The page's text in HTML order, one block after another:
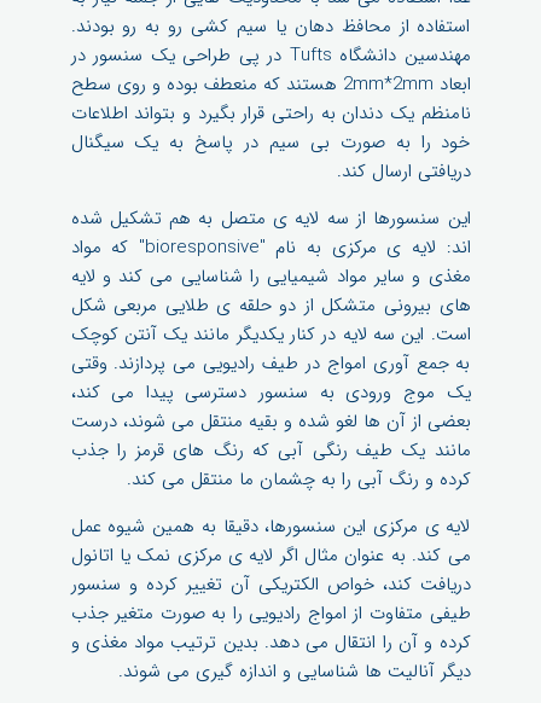
استفاده از محافظ دهان یا سیم کشی رو به رو بودند.
مهندسین دانشگاه Tufts در پی طراحی یک سنسور در
ابعاد 2mm*2mm هستند که منعطف بوده و روی سطح
نامنظم یک دندان به راحتی قرار بگیرد و بتواند اطلاعات
خود را به صورت بی سیم در پاسخ به یک سیگنال
دریافتی ارسال کند.
این سنسورها از سه لایه ی متصل به هم تشکیل شده
اند: لایه ی مرکزی به نام "bioresponsive" که مواد
مغذی و سایر مواد شیمیایی را شناسایی می کند و لایه
های بیرونی متشکل از دو حلقه ی طلایی مربعی شکل
است. این سه لایه در کنار یکدیگر مانند یک آنتن کوچک
به جمع آوری امواج در طیف رادیویی می پردازند. وقتی
یک موج ورودی به سنسور دسترسی پیدا می کند،
بعضی از آن ها لغو شده و بقیه منتقل می شوند، درست
مانند یک طیف رنگی آبی که رنگ های قرمز را جذب
کرده و رنگ آبی را به چشمان ما منتقل می کند.
لایه ی مرکزی این سنسورها، دقیقا به همین شیوه عمل
می کند. به عنوان مثال اگر لایه ی مرکزی نمک یا اتانول
دریافت کند، خواص الکتریکی آن تغییر کرده و سنسور
طیفی متفاوت از امواج رادیویی را به صورت متغیر جذب
کرده و آن را انتقال می دهد. بدین ترتیب مواد مغذی و
دیگر آنالیت ها شناسایی و اندازه گیری می شوند.